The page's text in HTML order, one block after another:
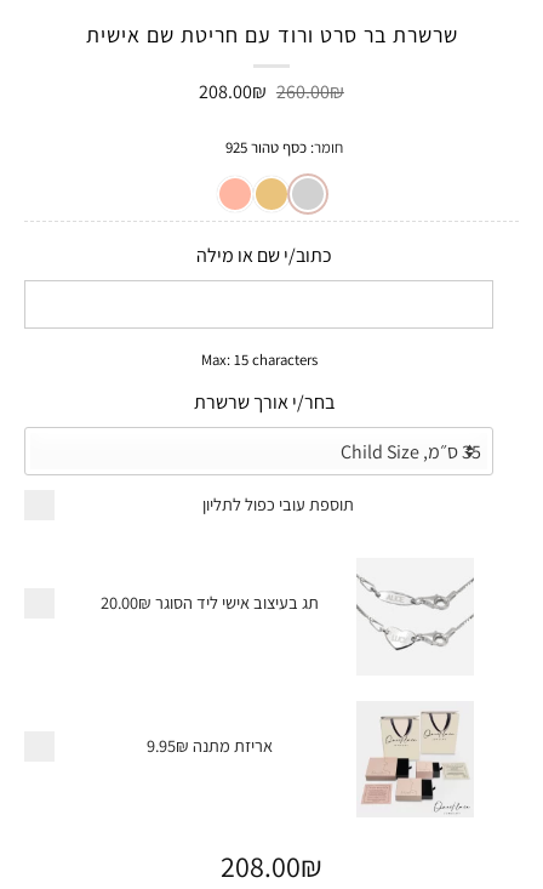
שרשרת בר סרט ורוד עם חריטת שם אישית
260.00₪ המחיר
260.00₪.
208.00₪ המחיר
חומר:כסף טהור 925
כתוב/י שם או מילה
Max: 15 characters
בחר/י אורך שרשרת
תוספת עובי כפול לתליון
תג בעיצוב אישי ליד הסוגר 20.00₪
אריזת מתנה 9.95₪
208.00₪